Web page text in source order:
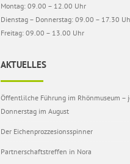
Montag: 09.00 – 12.00 Uhr
Dienstag – Donnerstag: 09.00 – 17.30
Freitag: 09.00 – 13.00 Uhr
AKTUELLES
Öffentlilche Führung im Rhönmuseum –
Donnerstag im August
Der Eichenprozzesionsspinner
Partnerschaftstreffen in Nora